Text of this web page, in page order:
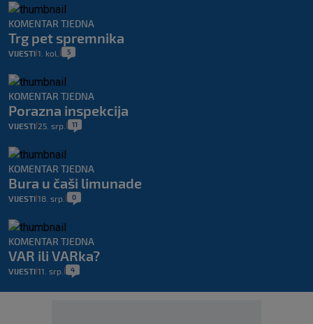
KOMENTAR TJEDNA
Trg pet spremnika
VIJESTI 1. kol. 5
KOMENTAR TJEDNA
Porazna inspekcija
VIJESTI 25. srp. 11
KOMENTAR TJEDNA
Bura u čaši limunade
VIJESTI 18. srp. 0
KOMENTAR TJEDNA
VAR ili VARka?
VIJESTI 11. srp. 4